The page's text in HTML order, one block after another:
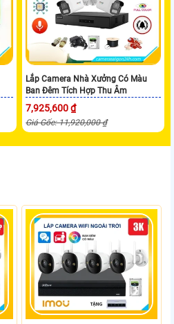
Lắp Camera Nhà Xưởng Có Màu
Ban Đêm Tích Hợp Thu Âm
7,925,600 ₫
Giá Gốc: 11,920,000 ₫